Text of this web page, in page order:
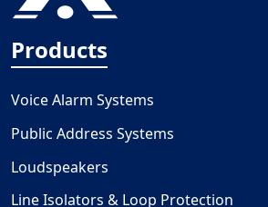
Products
Voice Alarm Systems
Public Address Systems
Loudspeakers
Line Isolators & Loop Protection